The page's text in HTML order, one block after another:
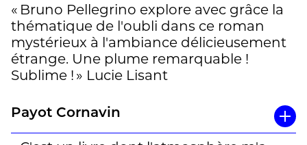
« Bruno Pellegrino explore avec grâce la
thématique de l'oubli dans ce roman
mystérieux à l'ambiance délicieusement
étrange. Une plume remarquable !
Sublime ! » Lucie Lisant
Payot Cornavin